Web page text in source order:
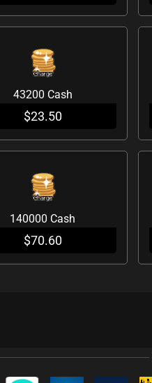
43200 Cash
$23.50
140000 Cash
$70.60